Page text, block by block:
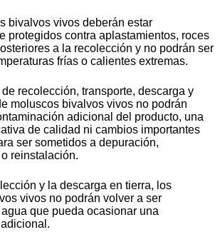
bivalvos vivos deberán estar
protegidos contra aplastamientos, roces
a la recolección y no podrán ser
frías o calientes extremas.
recolección, transporte, descarga y
moluscos bivalvos vivos no podrán
adicional del producto, una
de calidad ni cambios importantes
ser sometidos a depuración,
reinstalación.
y la descarga en tierra, los
vivos no podrán volver a ser
que pueda ocasionar una